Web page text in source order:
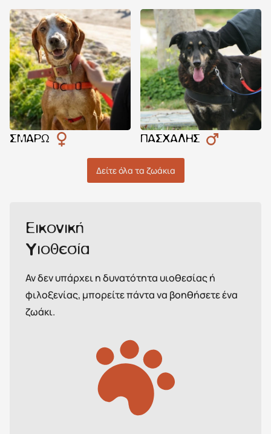
ΣΜΑΡΏ ΠΑΣΧΆΛΗΣ
Δείτε όλα τα ζωάκια
Εικονική
Υιοθεσία
Αν δεν υπάρχει η δυνατότητα υιοθεσίας ή
φιλοξενίας, μπορείτε πάντα να βοηθήσετε ένα
ζωάκι.